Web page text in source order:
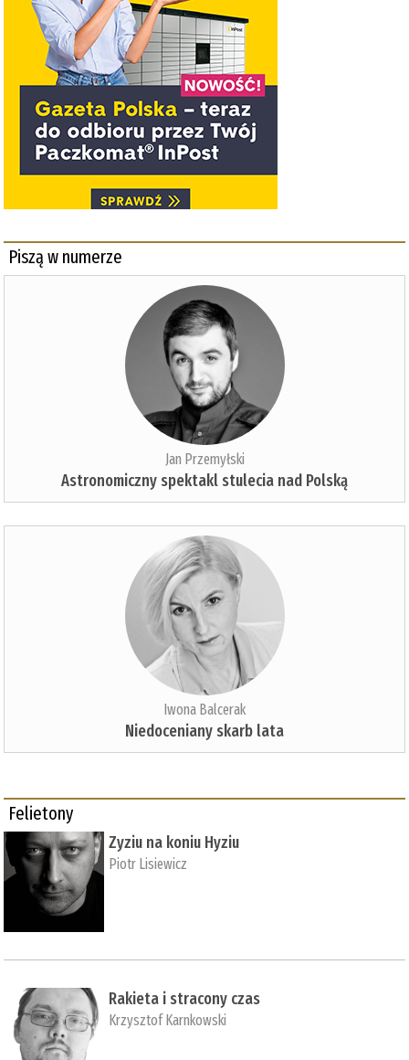
Piszą w numerze
Jan Przemyłski
Astronomiczny spektakl stulecia nad Polską
Iwona Balcerak
Niedoceniany skarb lata
Felietony
Zyziu na koniu Hyziu
Piotr Lisiewicz
Rakieta i stracony czas
Krzysztof Karnkowski